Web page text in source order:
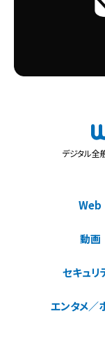
デジタル全
Web
動画
セキュリ
エンタメ／